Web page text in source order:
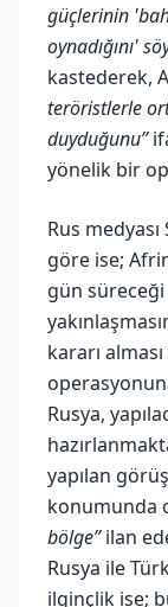
güçlerinin
oynadığını'
kastederek,
teröristlerle
duyduğunu”
yönelik bir
Rus
göre ise;
gün süreceği
kararı
Rusya,
yapılan
konumunda
bölge”ilan
Rusya ile
ilginçlik ise;